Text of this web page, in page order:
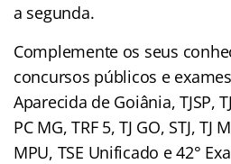
a segunda.
Complemente os seus
concursos públicos e
Aparecida de Goiânia, TJSP,
PC MG, TRF 5, TJ GO, STJ, TJ
MPU, TSE Unificado e 42°